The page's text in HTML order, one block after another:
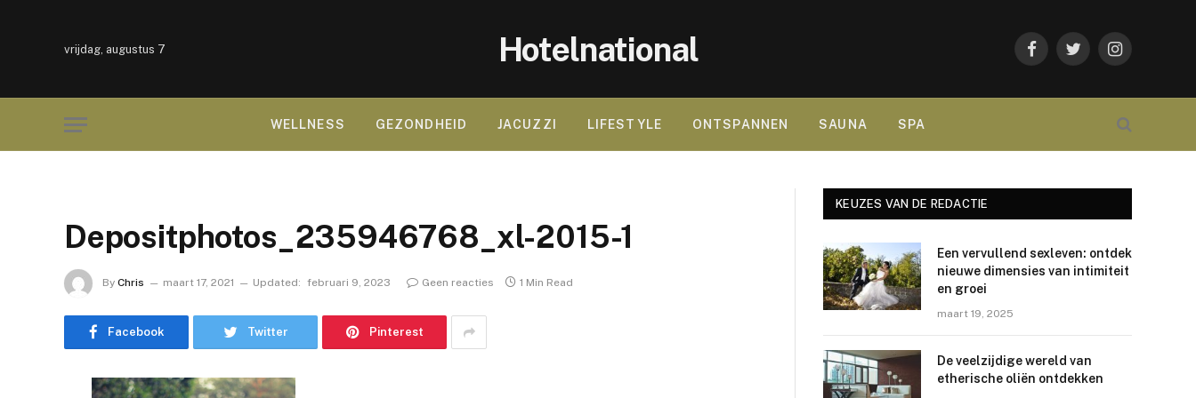
vrijdag, augustus 7 Hotelnational FacebookTwitterInstagram
WELLNESS GEZONDHEID JACUZZI LIFESTYLE ONTSPANNEN SAUNA SPA
Depositphotos_235946768_xl-2015-1
By Chris maart 17, 2021 Updated: februari 9, 2023 Geen reacties 1 Min Read
Facebook Twitter Pinterest
KEUZES VAN DE REDACTIE
Een vervullend sexleven: ontdek
nieuwe dimensies van intimiteit
en groei
maart 19, 2025
De veelzijdige wereld van
etherische oliën ontdekken